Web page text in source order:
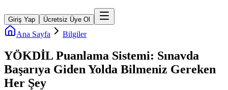
Giriş Yap Ücretsiz Üye Ol
Ana Sayfa Bilgiler
YÖKDİL Puanlama Sistemi: Sınavda
Başarıya Giden Yolda Bilmeniz Gereken
Her Şey